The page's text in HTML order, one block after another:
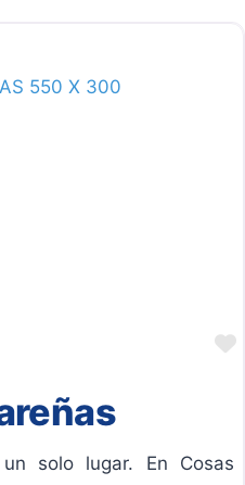
solo lugar. En Cosas